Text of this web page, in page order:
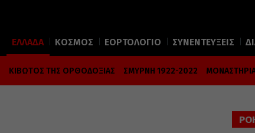
ΕΛΛΑΔΑ ΚΟΣΜΟΣ ΕΟΡΤΟΛΟΓΙΟ ΣΥΝΕΝΤΕΥΞΕΙΣ
ΚΙΒΩΤΟΣ ΤΗΣ ΟΡΘΟΔΟΞΙΑΣ ΣΜΥΡΝΗ 1922-2022